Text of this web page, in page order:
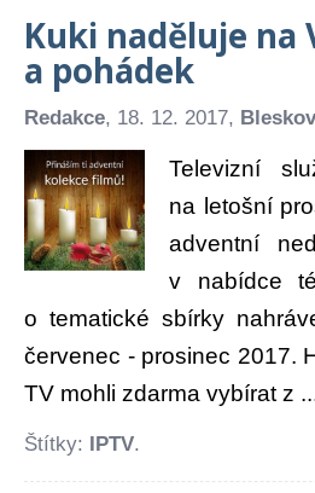
Kuki naděluje na
a pohádek
Redakce, 18. 12. 2017,
Televizní
na letošní
adventní
v nabídce
o tematické sbírky
červenec - prosinec 2017.
TV mohli zdarma vybírat z
Štítky: IPTV.